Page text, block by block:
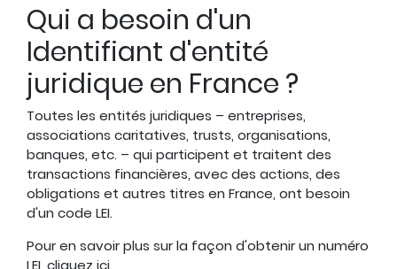
Qui a besoin d'un
Identifiant d'entité
juridique en France ?
Toutes les entités juridiques – entreprises,
associations caritatives, trusts, organisations,
banques, etc. – qui participent et traitent des
transactions financières, avec des actions, des
obligations et autres titres en France, ont besoin
d'un code LEI.
Pour en savoir plus sur la façon d'obtenir un numéro
LEI, cliquez ici.